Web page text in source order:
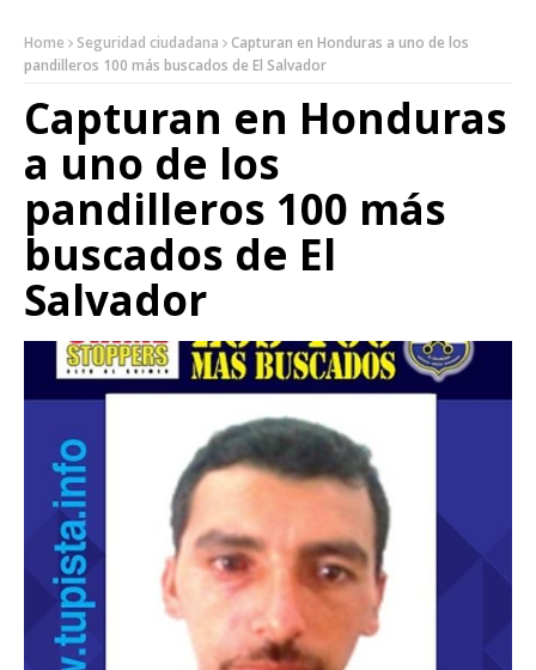
Home Seguridad ciudadana
Capturan en Honduras a uno de los
pandilleros 100 más buscados de El Salvador
Capturan en Honduras
a uno de los
pandilleros 100 más
buscados de El
Salvador